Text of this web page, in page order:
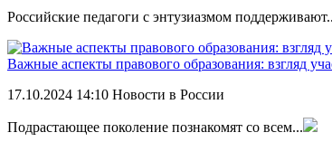
Российские педагоги с энтузиазмом
Важные аспекты правового образования: взгляд
17.10.2024 14:10 Новости в России
Подрастающее поколение познакомят со всем...